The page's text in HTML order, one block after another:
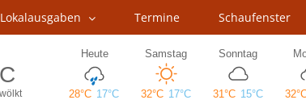
Lokalausgaben Termine Schaufenster